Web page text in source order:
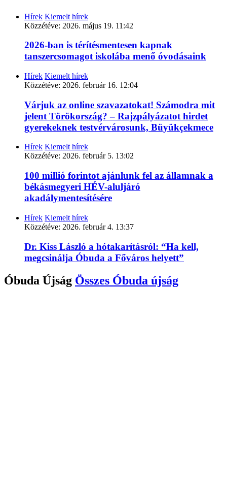
Hírek Kiemelt hírek
Közzétéve: 2026. május 19. 11:42
2026-ban is térítésmentesen kapnak
tanszercsomagot iskolába menő óvodásaink
Hírek Kiemelt hírek
Közzétéve: 2026. február 16. 12:04
Várjuk az online szavazatokat! Számodra mit
jelent Törökország? – Rajzpályázatot hirdet
gyerekeknek testvérvárosunk, Büyükçekmece
Hírek Kiemelt hírek
Közzétéve: 2026. február 5. 13:02
100 millió forintot ajánlunk fel az államnak a
békásmegyeri HÉV-aluljáró
akadálymentesítésére
Hírek Kiemelt hírek
Közzétéve: 2026. február 4. 13:37
Dr. Kiss László a hótakarításról: “Ha kell,
megcsinálja Óbuda a Főváros helyett”
Óbuda Újság Összes Óbuda újság